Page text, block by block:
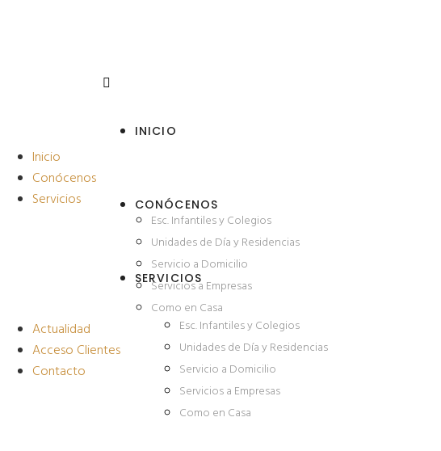
INICIO
CONÓCENOS
SERVICIOS
Esc. Infantiles y Colegios
Unidades de Día y Residencias
Servicio a Domicilio
Servicios a Empresas
Como en Casa
Inicio
Conócenos
Servicios
Esc. Infantiles y Colegios
Unidades de Día y Residencias
Servicio a Domicilio
Servicios a Empresas
Como en Casa
Actualidad
Acceso Clientes
Contacto